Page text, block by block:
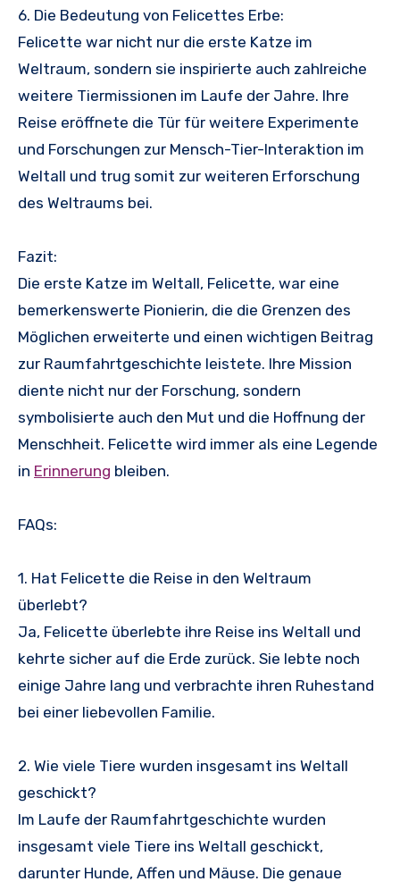
6. Die Bedeutung von Felicettes Erbe:
Felicette war nicht nur die erste Katze im
Weltraum, sondern sie inspirierte auch zahlreiche
weitere Tiermissionen im Laufe der Jahre. Ihre
Reise eröffnete die Tür für weitere Experimente
und Forschungen zur Mensch-Tier-Interaktion im
Weltall und trug somit zur weiteren Erforschung
des Weltraums bei.
Fazit:
Die erste Katze im Weltall, Felicette, war eine
bemerkenswerte Pionierin, die die Grenzen des
Möglichen erweiterte und einen wichtigen Beitrag
zur Raumfahrtgeschichte leistete. Ihre Mission
diente nicht nur der Forschung, sondern
symbolisierte auch den Mut und die Hoffnung der
Menschheit. Felicette wird immer als eine Legende
in Erinnerung bleiben.
FAQs:
1. Hat Felicette die Reise in den Weltraum
überlebt?
Ja, Felicette überlebte ihre Reise ins Weltall und
kehrte sicher auf die Erde zurück. Sie lebte noch
einige Jahre lang und verbrachte ihren Ruhestand
bei einer liebevollen Familie.
2. Wie viele Tiere wurden insgesamt ins Weltall
geschickt?
Im Laufe der Raumfahrtgeschichte wurden
insgesamt viele Tiere ins Weltall geschickt,
darunter Hunde, Affen und Mäuse. Die genaue